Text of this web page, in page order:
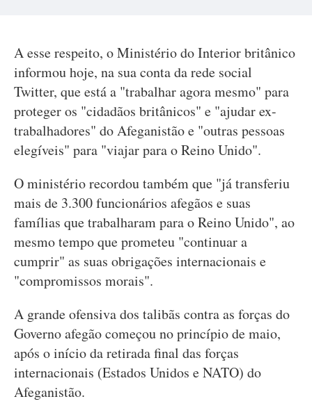
A esse respeito, o Ministério do Interior britânico
informou hoje, na sua conta da rede social
Twitter, que está a "trabalhar agora mesmo" para
proteger os "cidadãos britânicos" e "ajudar ex-
trabalhadores" do Afeganistão e "outras pessoas
elegíveis" para "viajar para o Reino Unido".
O ministério recordou também que "já transferiu
mais de 3.300 funcionários afegãos e suas
famílias que trabalharam para o Reino Unido", ao
mesmo tempo que prometeu "continuar a
cumprir" as suas obrigações internacionais e
"compromissos morais".
A grande ofensiva dos talibãs contra as forças do
Governo afegão começou no princípio de maio,
após o início da retirada final das forças
internacionais (Estados Unidos e NATO) do
Afeganistão.